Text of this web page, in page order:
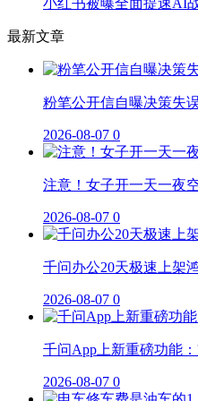
最新文章
粉笔公开信自曝决策失
2026-08-07 0
注意！女子开一天一夜
2026-08-07 0
千问办公20天极速上架
2026-08-07 0
千问App上新重磅功能
2026-08-07 0